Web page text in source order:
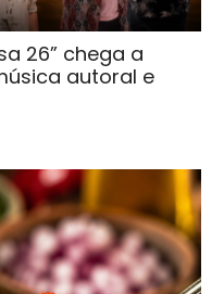
26” chega a
autoral e